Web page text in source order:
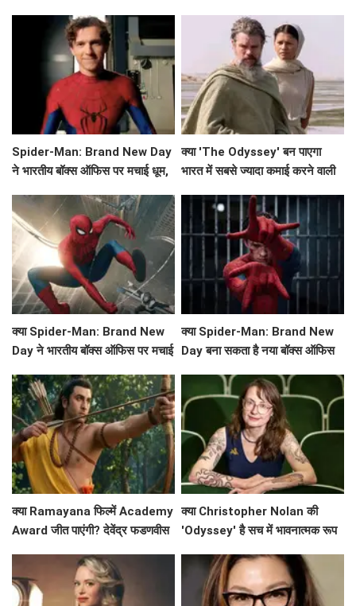
Spider-Man: Brand New Day
ने भारतीय बॉक्स ऑफिस पर मचाई धूम,
क्या 'The Odyssey' बन पाएगा
भारत में सबसे ज्यादा कमाई करने वाली
क्या Spider-Man: Brand New
Day ने भारतीय बॉक्स ऑफिस पर मचाई
क्या Spider-Man: Brand New
Day बना सकता है नया बॉक्स ऑफिस
क्या Ramayana फिल्में Academy
Award जीत पाएंगी? देवेंद्र फडणवीस
क्या Christopher Nolan की
'Odyssey' है सच में भावनात्मक रूप
समीक्षा